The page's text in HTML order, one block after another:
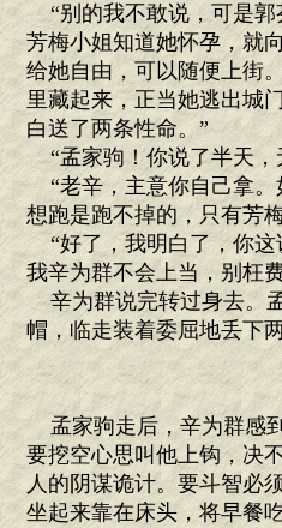
“别的我不敢说，可是郭
芳梅小姐知道她怀孕，就
给她自由，可以随便上街
里藏起来，正当她逃出城
白送了两条性命。”
“孟家驹！你说了半天，
“老辛，主意你自己拿。
想跑是跑不掉的，只有芳
“好了，我明白了，你这
我辛为群不会上当，别枉
辛为群说完转过身去。孟
帽，临走装着委屈地丢下
孟家驹走后，辛为群感到
要挖空心思叫他上钩，决
人的阴谋诡计。要斗智必
坐起来靠在床头，将早餐